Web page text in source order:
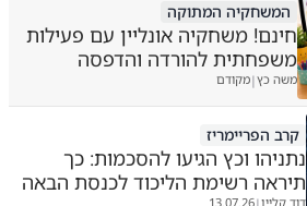
המשחקיה המתוקה
חינם! משחקיה אונליין עם פעילות
משפחתית להורדה והדפסה
משה כץ|מקודם
קרב הפריימריז
נתניהו וכץ הגיעו להסכמות: כך
תיראה רשימת הליכוד לכנסת הבאה
דוד קליין 13.07.26